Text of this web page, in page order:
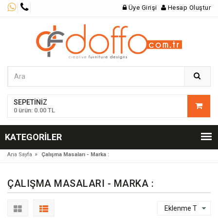
Üye Girişi Hesap Oluştur
SEPETINIZ
0 ürün: 0.00 TL
KATEGORILER
Ana Sayfa » Çalışma Masaları - Marka :
ÇALIŞMA MASALARI - MARKA :